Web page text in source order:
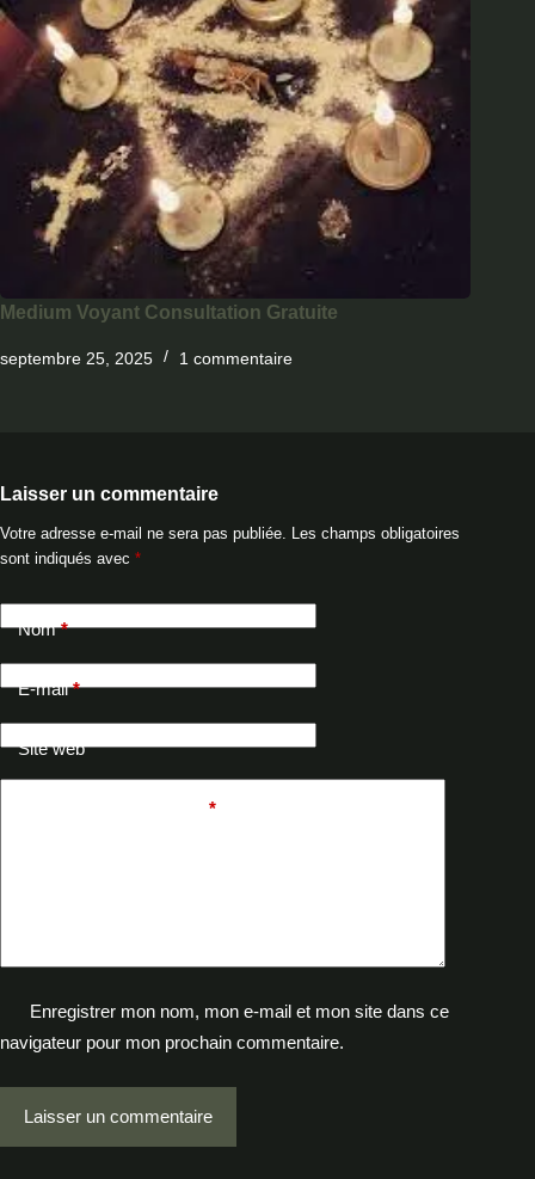
Medium Voyant Consultation Gratuite
septembre 25, 2025 1 commentaire
Laisser un commentaire
Votre adresse e-mail ne sera pas publiée. Les champs obligatoires
sont indiqués avec *
Nom*
E-mail*
Site web
*
Enregistrer mon nom, mon e-mail et mon site dans ce
navigateur pour mon prochain commentaire.
Laisser un commentaire